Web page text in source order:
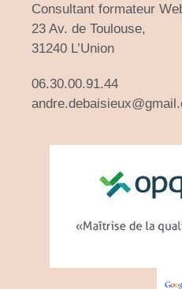
Consultant formateur
23 Av. de Toulouse,
31240 L’Union
06.30.00.91.44